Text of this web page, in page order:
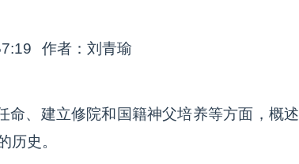
作者：刘青瑜
命、建立修院和国籍神父培养等方面，概述
历史。